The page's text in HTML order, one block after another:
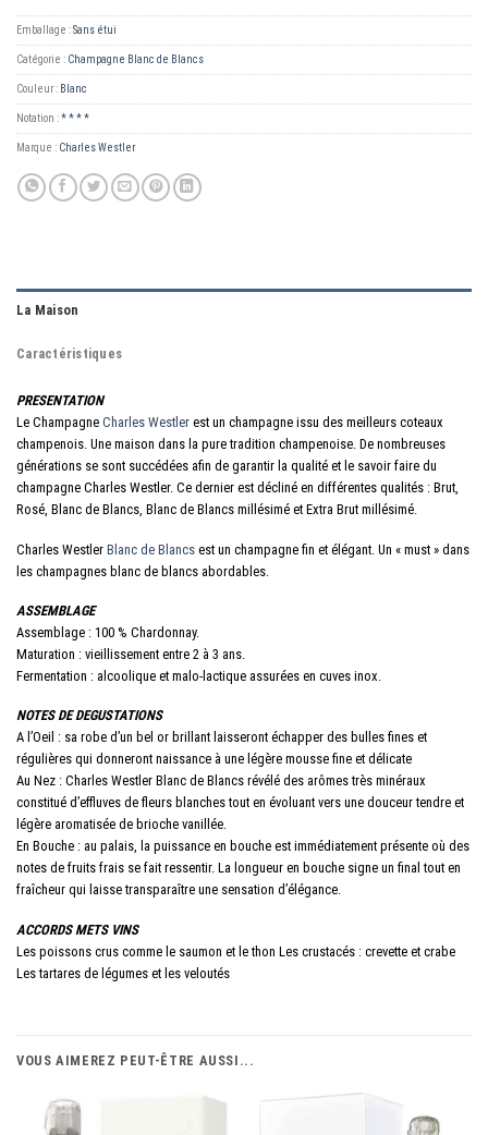
Emballage :Sans étui
Catégorie : Champagne Blanc de Blancs
Couleur : Blanc
Notation :* * * *
Marque : Charles Westler
La Maison
Caractéristiques
PRESENTATION
Le Champagne Charles Westler est un champagne issu des meilleurs coteaux
champenois. Une maison dans la pure tradition champenoise. De nombreuses
générations se sont succédées afin de garantir la qualité et le savoir faire du
champagne Charles Westler. Ce dernier est décliné en différentes qualités : Brut,
Rosé, Blanc de Blancs, Blanc de Blancs millésimé et Extra Brut millésimé.
Charles Westler Blanc de Blancs est un champagne fin et élégant. Un « must » dans
les champagnes blanc de blancs abordables.
ASSEMBLAGE
Assemblage : 100 % Chardonnay.
Maturation : vieillissement entre 2 à 3 ans.
Fermentation : alcoolique et malo-lactique assurées en cuves inox.
NOTES DE DEGUSTATIONS
A l’Oeil : sa robe d’un bel or brillant laisseront échapper des bulles fines et
régulières qui donneront naissance à une légère mousse fine et délicate
Au Nez : Charles Westler Blanc de Blancs révélé des arômes très minéraux
constitué d’effluves de fleurs blanches tout en évoluant vers une douceur tendre et
légère aromatisée de brioche vanillée.
En Bouche : au palais, la puissance en bouche est immédiatement présente où des
notes de fruits frais se fait ressentir. La longueur en bouche signe un final tout en
fraîcheur qui laisse transparaître une sensation d’élégance.
ACCORDS METS VINS
Les poissons crus comme le saumon et le thon Les crustacés : crevette et crabe
Les tartares de légumes et les veloutés
VOUS AIMEREZ PEUT-ÊTRE AUSSI...